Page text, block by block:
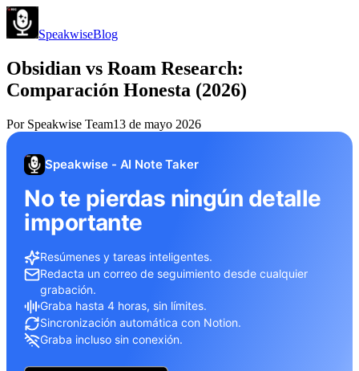
SpeakwiseBlog
Obsidian vs Roam Research:
Comparación Honesta (2026)
Por Speakwise Team13 de mayo 2026
Speakwise - AI Note Taker
No te pierdas ningún detalle
importante
Resúmenes y tareas inteligentes.
Redacta un correo de seguimiento desde cualquier
grabación.
Graba hasta 4 horas, sin límites.
Sincronización automática con Notion.
Graba incluso sin conexión.